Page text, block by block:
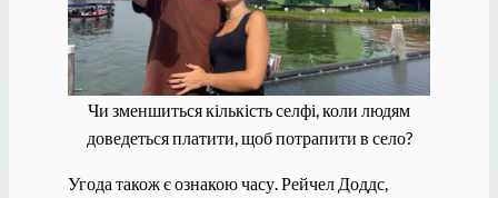
Чи зменшиться кількість селфі, коли людям
доведеться платити, щоб потрапити в село?
Угода також є ознакою часу. Рейчел Доддс,